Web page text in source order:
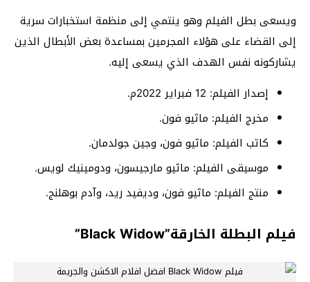
ويسعى بطل الفيلم وهو ينتمي إلى منظمة استخبارات سرية
إلى القضاء على هؤلاء المجرمين بمساعدة بعض الأبطال الذين
يشاركونه نفس الهدف الذي يسعى إليه.
إصدار الفيلم: 12 فبراير 2022م.
مخرج الفيلم: ماثيو فون.
كاتب الفيلم: ماثيو فون، وجين جولدمان.
موسيقى الفيلم: ماثيو مارجيسون، ودومينيك لويس.
منتج الفيلم: ماثيو فون، وديفيد ريد، وآدم بوهلنج.
فيلم البطلة الخارقة”Black Widow”